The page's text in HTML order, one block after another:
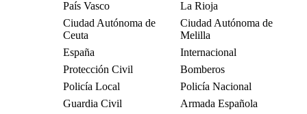
País Vasco
La Rioja
Ciudad Autónoma de
Ceuta
Ciudad Autónoma de
Melilla
España
Internacional
Protección Civil
Bomberos
Policía Local
Policía Nacional
Guardia Civil
Armada Española